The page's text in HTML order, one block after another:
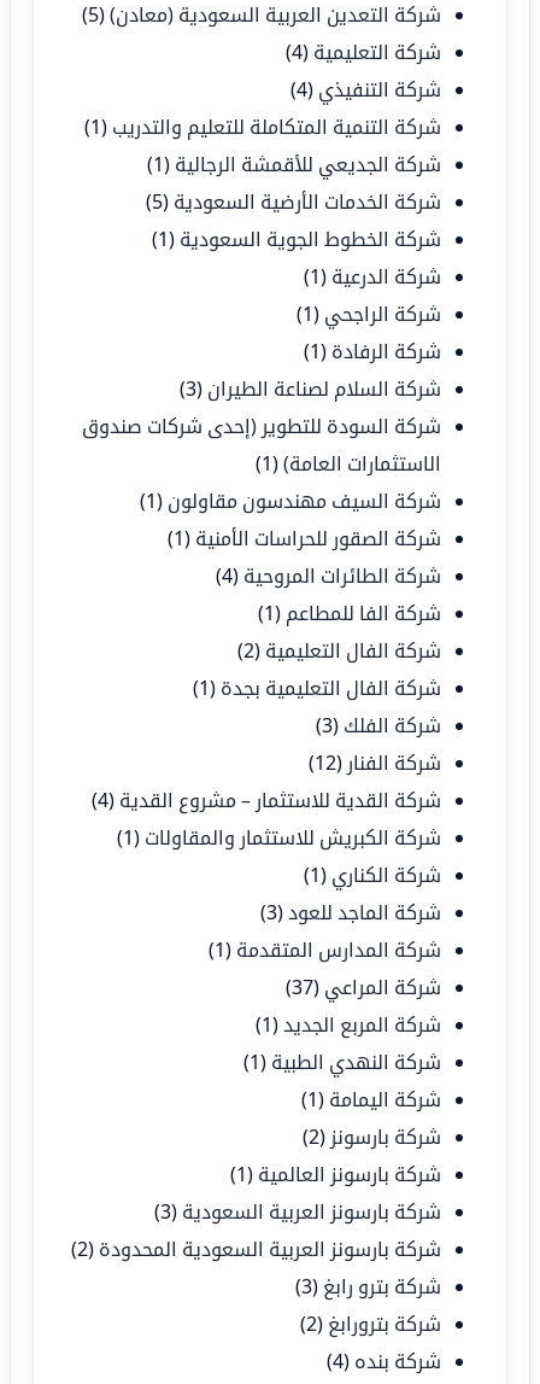
شركة التعدين العربية السعودية (معادن)(5)
شركة التعليمية (4)
شركة التنفيذي (4)
شركة التنمية المتكاملة للتعليم والتدريب (1)
شركة الجديعي للأقمشة الرجالية (1)
شركة الخدمات الأرضية السعودية (5)
شركة الخطوط الجوية السعودية (1)
شركة الدرعية (1)
شركة الراجحي (1)
شركة الرفادة (1)
شركة السلام لصناعة الطيران (3)
شركة السودة للتطوير (إحدى شركات صندوق
الاستثمارات العامة)(1)
شركة السيف مهندسون مقاولون (1)
شركة الصقور للحراسات الأمنية (1)
شركة الطائرات المروحية (4)
شركة الفا للمطاعم (1)
شركة الفال التعليمية (2)
شركة الفال التعليمية بجدة (1)
شركة الفلك (3)
شركة الفنار (12)
شركة القدية للاستثمار – مشروع القدية (4)
شركة الكبريش للاستثمار والمقاولات (1)
شركة الكناري (1)
شركة الماجد للعود(3)
شركة المدارس المتقدمة (1)
شركة المراعي (37)
شركة المربع الجديد(1)
شركة النهدي الطبية (1)
شركة اليمامة (1)
شركة بارسونز (2)
شركة بارسونز العالمية (1)
شركة بارسونز العربية السعودية (3)
شركة بارسونز العربية السعودية المحدودة (2)
شركة بترو رابغ (3)
شركة بترورابغ (2)
شركة بنده (4)